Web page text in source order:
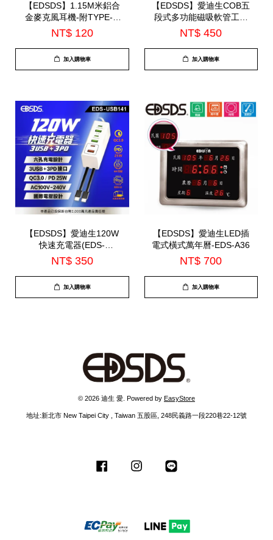
【EDSDS】1.15M米鋁合
金麥克風耳機-附TYPE-C
轉接線(EDS-C524)
NT$ 120
加入購物車
【EDSDS】愛迪生COB五
段式多功能磁吸軟管工作
燈(EDS-G873)
NT$ 450
加入購物車
【EDSDS】愛迪生120W
快速充電器(EDS-
USB141)
NT$ 350
加入購物車
【EDSDS】愛迪生LED插
電式橫式萬年曆-EDS-A36
NT$ 700
加入購物車
© 2026 迪生 愛. Powered by EasyStore
地址:新北市 New Taipei City , Taiwan 五股區, 248民義路一段220巷22-12號
Facebook Instagram